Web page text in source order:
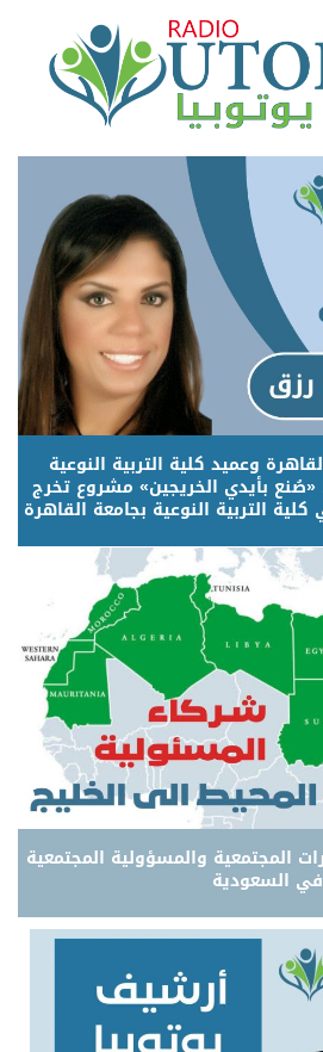
وعميد كلية التربية النوعية
«صُنع بأيدي الخريجين» مشروع تخرج
التربية النوعية بجامعة القاهرة
المجتمعية والمسؤولية المجتمعية
في السعودية